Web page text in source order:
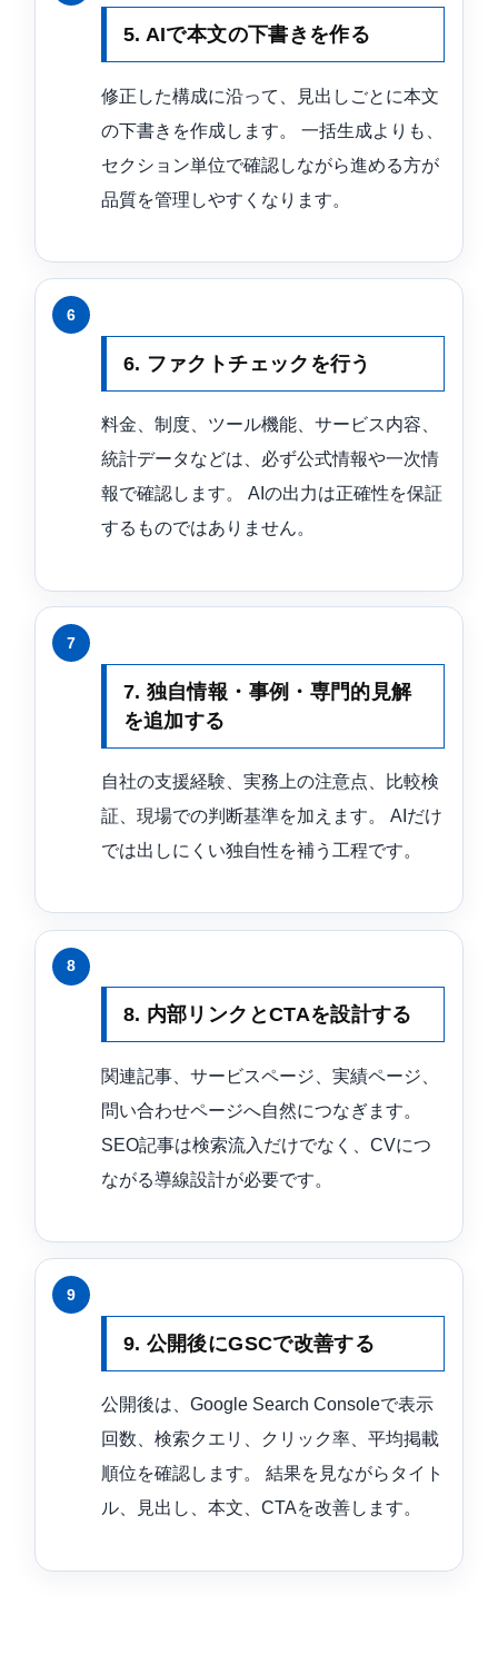
5. AIで本文の下書きを作る
修正した構成に沿って、見出しごとに本文
の下書きを作成します。 一括生成よりも、
セクション単位で確認しながら進める方が
品質を管理しやすくなります。
6. ファクトチェックを行う
料金、制度、ツール機能、サービス内容、
統計データなどは、必ず公式情報や一次情
報で確認します。 AIの出力は正確性を保証
するものではありません。
7. 独自情報・事例・専門的見解
を追加する
自社の支援経験、実務上の注意点、比較検
証、現場での判断基準を加えます。 AIだけ
では出しにくい独自性を補う工程です。
8. 内部リンクとCTAを設計する
関連記事、サービスページ、実績ページ、
問い合わせページへ自然につなぎます。
SEO記事は検索流入だけでなく、CVにつ
ながる導線設計が必要です。
9. 公開後にGSCで改善する
公開後は、Google Search Consoleで表示
回数、検索クエリ、クリック率、平均掲載
順位を確認します。 結果を見ながらタイト
ル、見出し、本文、CTAを改善します。